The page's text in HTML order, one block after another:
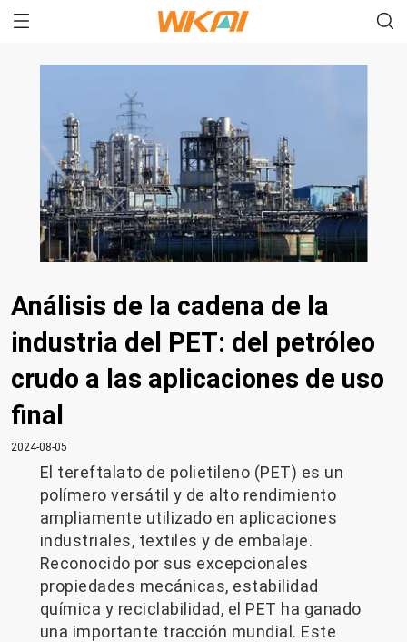
Análisis de la cadena de la
industria del PET: del petróleo
crudo a las aplicaciones de uso
final
2024-08-05
El tereftalato de polietileno (PET) es un
polímero versátil y de alto rendimiento
ampliamente utilizado en aplicaciones
industriales, textiles y de embalaje.
Reconocido por sus excepcionales
propiedades mecánicas, estabilidad
química y reciclabilidad, el PET ha ganado
una importante tracción mundial. Este